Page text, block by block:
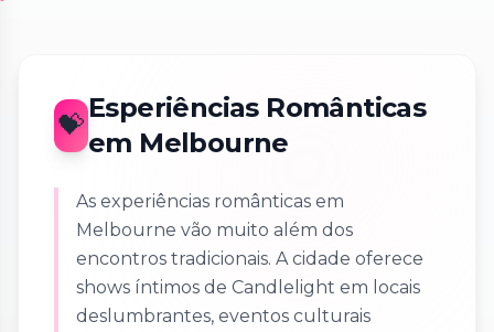
💝
Esperiências Românticas
em Melbourne
As experiências românticas em
Melbourne vão muito além dos
encontros tradicionais. A cidade oferece
shows íntimos de Candlelight em locais
deslumbrantes, eventos culturais